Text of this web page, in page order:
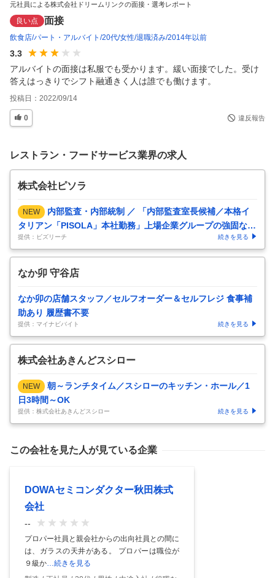
元社員による株式会社ドリームリンクの面接・選考レポート
良い点 面接
飲食店 パート・アルバイト 20代 女性 退職済み 2014年以前
3.3
アルバイトの面接は私服でも受かります。緩い面接でした。受け
答えはっきりでシフト融通きく人は誰でも働けます。
投稿日： 2022/09/14
0 違反報告
レストラン・フードサービス業界の求人
株式会社ピソラ
NEW
内部監査・内部統制 ／ 「内部監査室長候補／本格イ
タリアン「PISOLA」本社勤務」上場企業グループの強固なガ
バナンス体制をゼロか
提供：ビズリーチ 続きを見る
なか卯 守谷店
なか卯の店舗スタッフ／セルフオーダー＆セルフレジ 食事補
助あり 履歴書不要
提供：マイナビバイト 続きを見る
株式会社あきんどスシロー
NEW
朝～ランチタイム／スシローのキッチン・ホール／1
日3時間～OK
提供：株式会社あきんどスシロー 続きを見る
この会社を見た人が見ている企業
DOWAセミコンダクター秋田株式
会社
--
プロパー社員と親会社からの出向社員との間に
は、ガラスの天井がある。 プロパーは職位が
９級か…続きを見る